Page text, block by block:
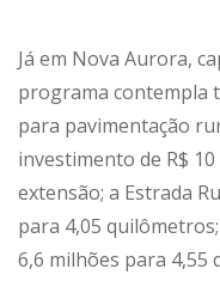
Já em Nova Aurora,
programa contempla
para pavimentação
investimento de R$
extensão; a Estrada
para 4,05
6,6 milhões para 4,55